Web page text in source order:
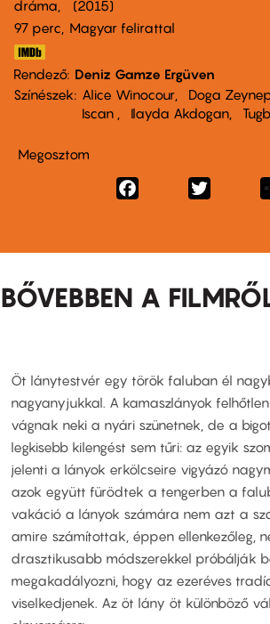
dráma
2015
97 perc,
Magyar felirattal
Rendező Deniz Gamze Ergüven
Színészek
Alice Winocour Doga
Iscan
Ilayda Akdogan
Megosztom
Facebook
BŐVEBBEN A
Öt lánytestvér egy török faluban él
nagyanyjukkal. A kamaszlányok
vágnak neki a nyári szünetnek, de a
legkisebb kilengést sem tűri: az egyik
jelenti a lányok erkölcseire vigyázó
azok együtt fürödtek a tengerben a
vakáció a lányok számára nem azt a
amire számítottak, éppen ellenkezőleg,
drasztikusabb módszerekkel próbálják
megakadályozni, hogy az ezeréves
viselkedjenek. Az öt lány öt különböző